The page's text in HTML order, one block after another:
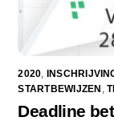
2020
STARTBEWIJZEN ,
Deadline